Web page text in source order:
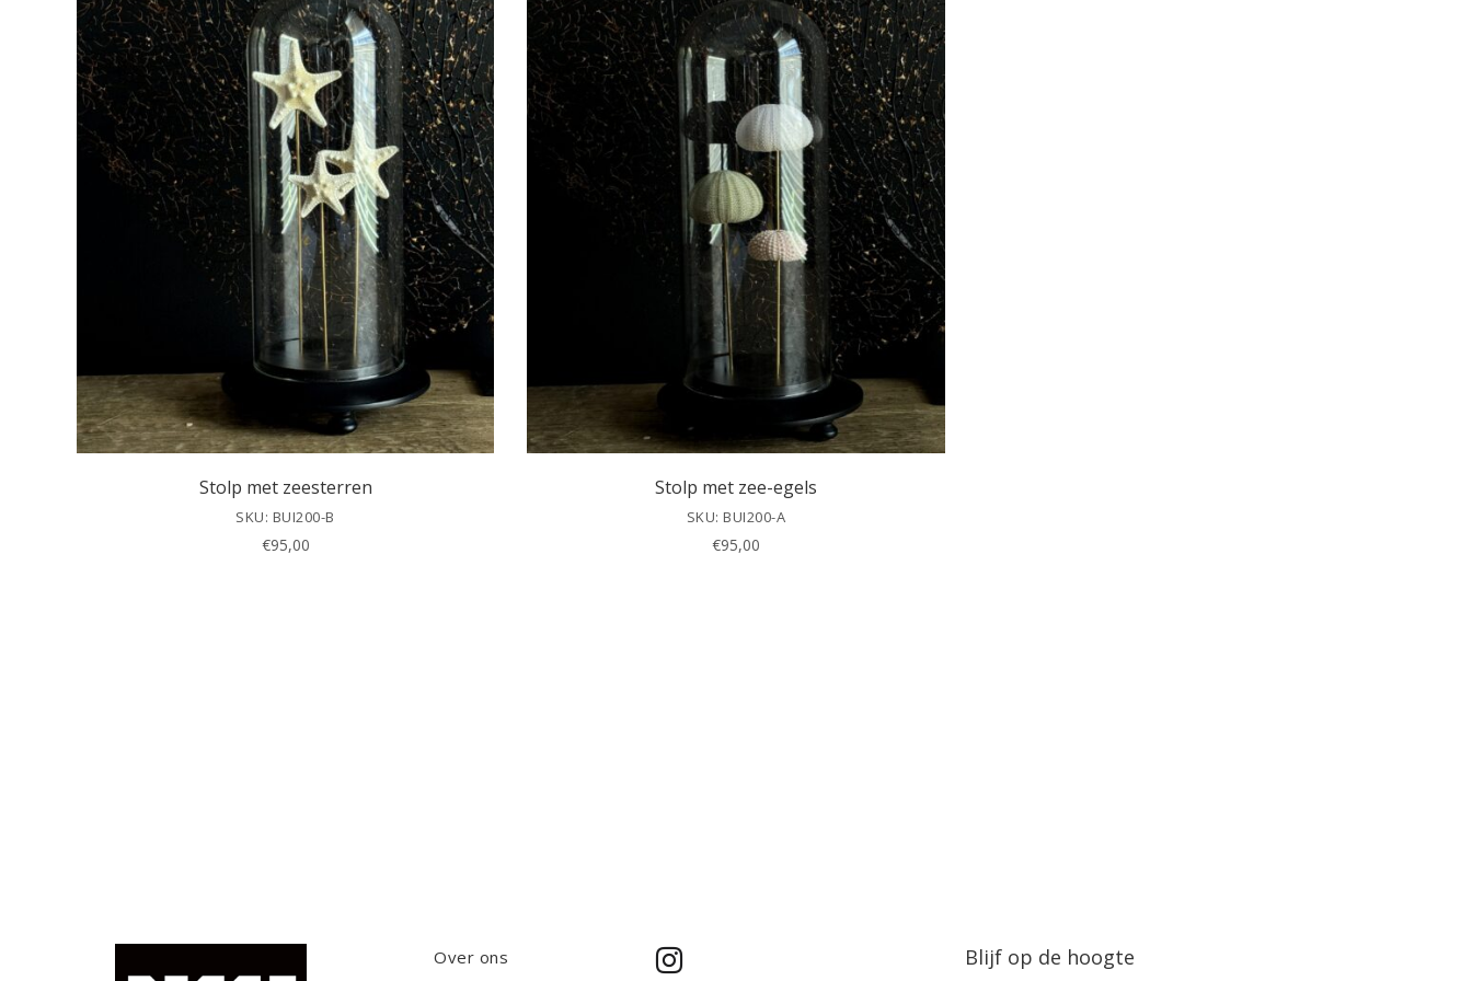
Stolp met zeesterren
SKU: BUI200-B
€95,00
Stolp met zee-egels
SKU: BUI200-A
€95,00
Over ons Blijf op de hoogte